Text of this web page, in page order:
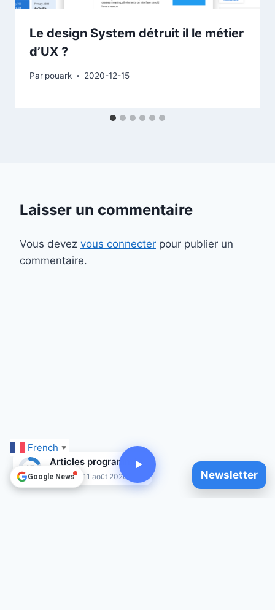
Le design System détruit il le métier
d’UX ?
Par pouark 2020-12-15
Laisser un commentaire
Vous devez vous connecter pour publier un
commentaire.
Newsletter
French ▼
15
Articles programmés
Jusqu'au 11 août 2026
Google News